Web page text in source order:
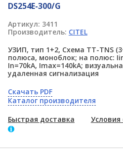
DS254E-300/G
Артикул: 3411
Производитель: CITEL
УЗИП, тип 1+2, Схема TT-TNS
полюса, моноблок; на полюс:
In=70kA, Imax=140kA;
удаленная сигнализация
Скачать PDF
Каталог производителя
Быстрая доставка